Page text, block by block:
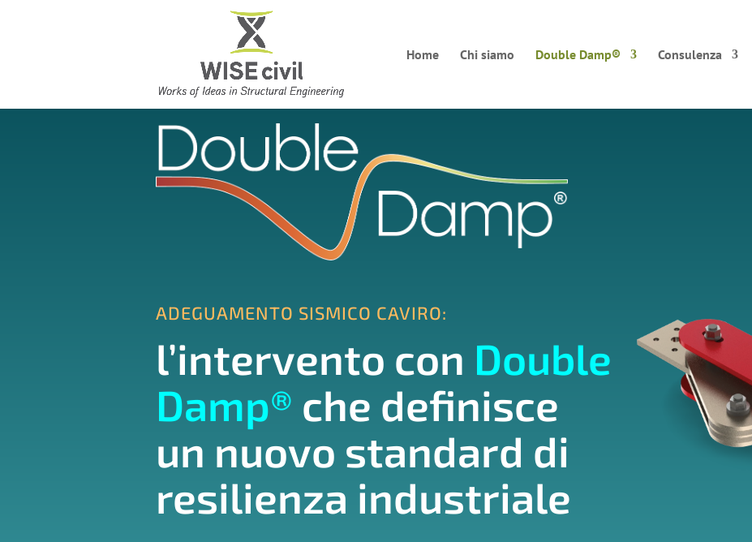
Home Chi siamo Double Damp® Consulenza
ADEGUAMENTO SISMICO CAVIRO:
l’intervento con Double
Damp® che definisce
un nuovo standard di
resilienza industriale